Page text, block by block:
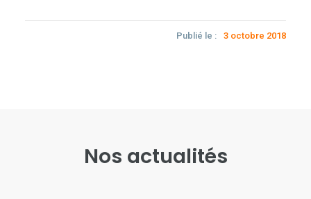
Publié le : 3 octobre 2018
Nos actualités